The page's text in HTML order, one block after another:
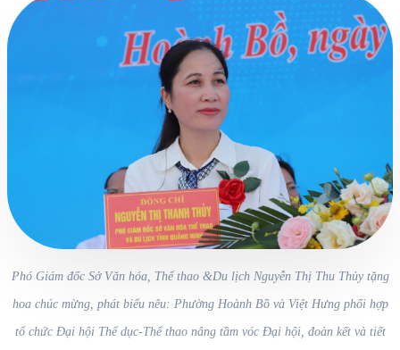
Phó Giám đốc Sở Văn hóa, Thể thao &Du lịch Nguyễn Thị Thu Thủy tặng
hoa chúc mừng, phát biểu nêu: Phường Hoành Bồ và Việt Hưng phối hợp
tổ chức Đại hội Thể dục-Thể thao nâng tầm vóc Đại hội, đoàn kết và tiết